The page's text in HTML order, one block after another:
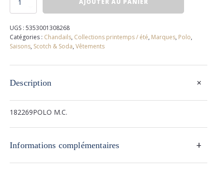
scotch
and
soda
AJOUTER AU PANIER
UGS : 5353001308268
Catégories : Chandails, Collections printemps / été, Marques, Polo,
Saisons, Scotch & Soda, Vêtements
Description +
182269POLO M.C.
Informations complémentaires +